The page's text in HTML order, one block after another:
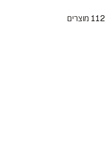
112 מוצרים